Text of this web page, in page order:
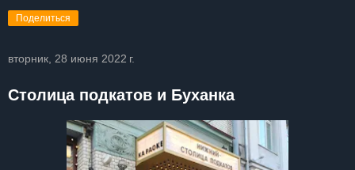
Поделиться
вторник, 28 июня 2022 г.
Столица подкатов и Буханка